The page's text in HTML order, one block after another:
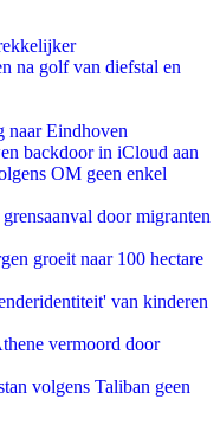
na golf van diefstal en
naar Eindhoven
backdoor in iCloud aan
OM geen enkel
door migranten
groeit naar 100 hectare
van kinderen
vermoord door
volgens Taliban geen